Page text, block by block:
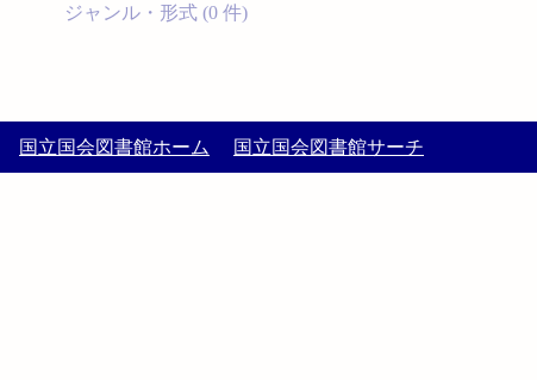
ジャンル・形式 (0 件)
国立国会図書館ホーム 国立国会図書館サーチ